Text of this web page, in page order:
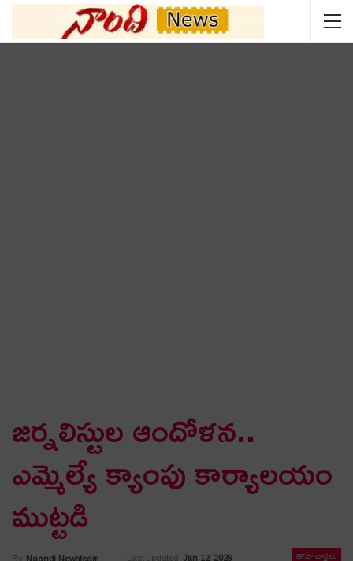
జ‌ర్న‌లిస్టుల ఆందోళ‌న‌..
ఎమ్మెల్యే క్యాంపు కార్యాల‌యం
ముట్ట‌డి
తాజా వార్తలు
By Naandi Newsteam Last updated Jan 12, 2026